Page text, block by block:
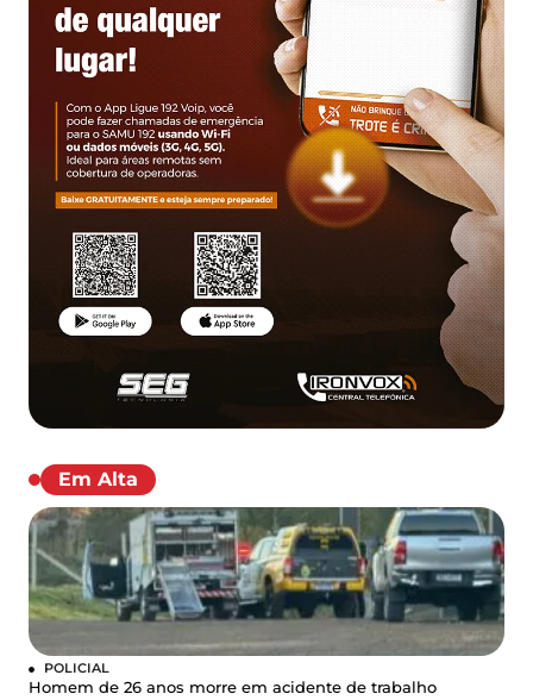
Em Alta
POLICIAL
Homem de 26 anos morre em acidente de trabalho